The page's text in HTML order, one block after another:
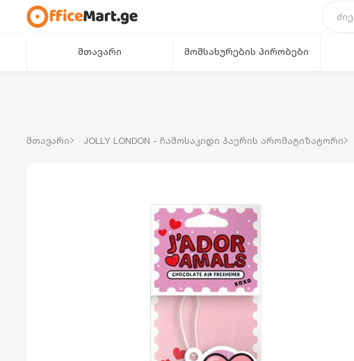
მთავარი მომსახურების პირობები
მთავარი JOLLY LONDON - ჩამოსაკიდი ჰაერის არომატიზატორი